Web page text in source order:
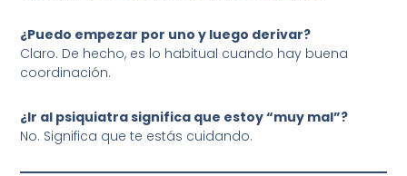
¿Puedo empezar por uno y luego derivar?
Claro. De hecho, es lo habitual cuando hay buena
coordinación.
¿Ir al psiquiatra significa que estoy “muy mal”?
No. Significa que te estás cuidando.